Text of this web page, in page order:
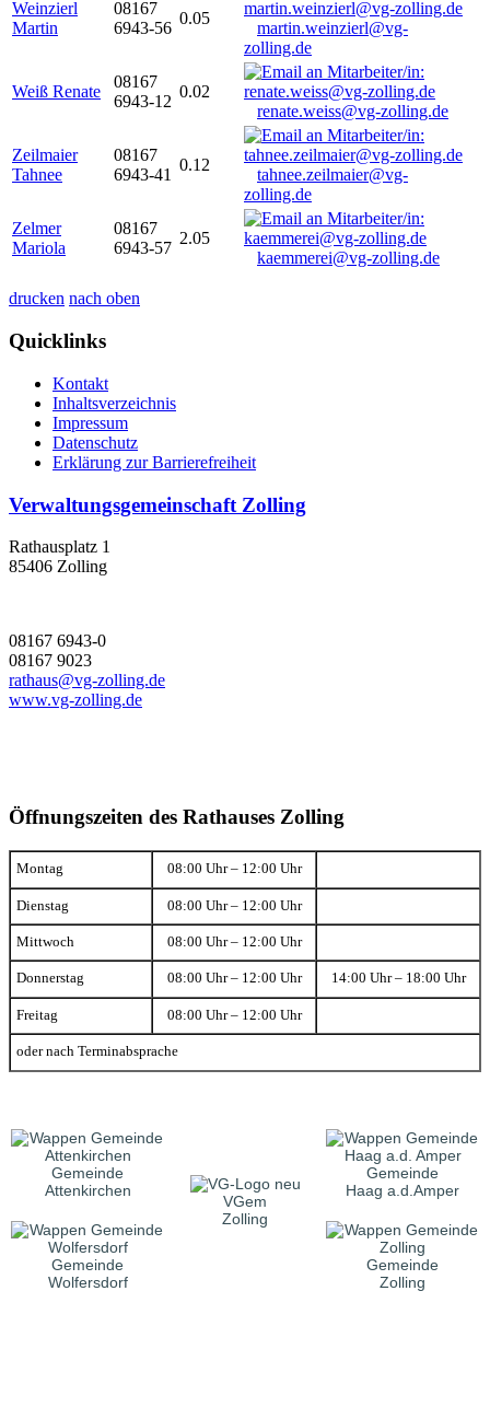
Weinzierl
Martin
08167
6943-56
0.05
martin.weinzierl@vg-
zolling.de
Weiß Renate
08167
6943-12
0.02
renate.weiss@vg-zolling.de
Zeilmaier
Tahnee
08167
6943-41
0.12
tahnee.zeilmaier@vg-
zolling.de
Zelmer
Mariola
08167
6943-57
2.05
kaemmerei@vg-zolling.de
drucken nach oben
Quicklinks
Kontakt
Inhaltsverzeichnis
Impressum
Datenschutz
Erklärung zur Barrierefreiheit
Verwaltungsgemeinschaft Zolling
Rathausplatz 1
85406 Zolling
08167 6943-0
08167 9023
rathaus@vg-zolling.de
www.vg-zolling.de
Öffnungszeiten des Rathauses Zolling
Montag 08:00 Uhr – 12:00 Uhr
Dienstag 08:00 Uhr – 12:00 Uhr
Mittwoch 08:00 Uhr – 12:00 Uhr
Donnerstag 08:00 Uhr – 12:00 Uhr 14:00 Uhr – 18:00 Uhr
Freitag 08:00 Uhr – 12:00 Uhr
oder nach Terminabsprache
Gemeinde
Attenkirchen
VGem
Zolling
Gemeinde
Haag a.d.Amper
Gemeinde
Wolfersdorf
Gemeinde
Zolling